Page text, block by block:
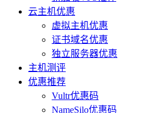
云主机优惠
虚拟主机优惠
证书域名优惠
独立服务器优惠
主机测评
优惠推荐
Vultr优惠码
NameSilo优惠码